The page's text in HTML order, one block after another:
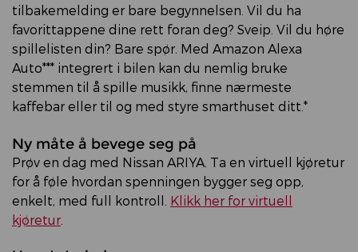
tilbakemelding er bare begynnelsen. Vil du ha
favorittappene dine rett foran deg? Sveip. Vil du høre
spillelisten din? Bare spør. Med Amazon Alexa
Auto*** integrert i bilen kan du nemlig bruke
stemmen til å spille musikk, finne nærmeste
kaffebar eller til og med styre smarthuset ditt.*
Ny måte å bevege seg på
Prøv en dag med Nissan ARIYA. Ta en virtuell kjøretur
for å føle hvordan spenningen bygger seg opp,
enkelt, med full kontroll. Klikk her for virtuell
kjøretur